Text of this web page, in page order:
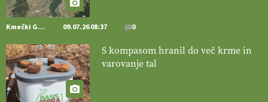
@EUAgri #IMCAP #CAP https://t.co/Bf31lnQSIb
[EKOloško = LOGIČNO
Poleti pridelek rešujejo zdrava tla in
vlaga.
VEČ
https://t.co/qmMX2yevum @EUAgri #IMCAP #CAP
https://t.co/dDwsipE645
Kmečki Glas 09.07.26 08:37 0
S kompasom hranil do več krme in
varovanje tal